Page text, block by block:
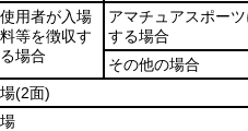
使用者が入場
料等を徴収す
る場合
アマチュアスポーツ
する場合
その他の場合
(2面)